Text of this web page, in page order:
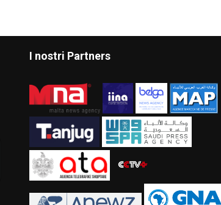
I nostri Partners